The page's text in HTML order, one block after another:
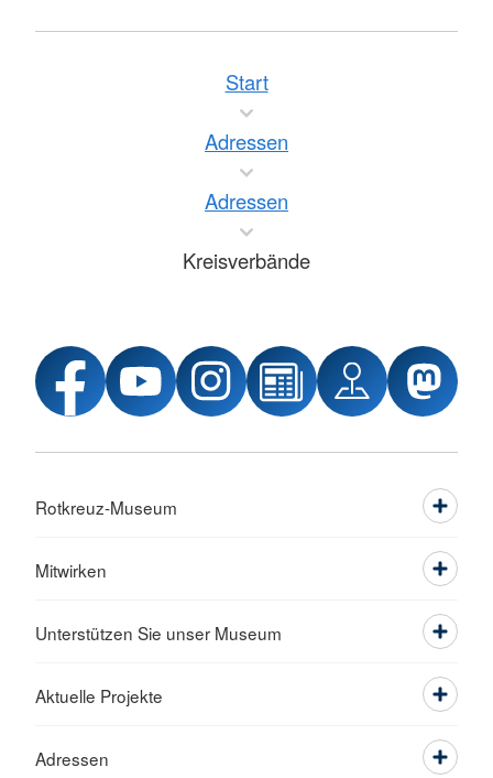
Start
Adressen
Adressen
Kreisverbände
Rotkreuz-Museum
Mitwirken
Unterstützen Sie unser Museum
Aktuelle Projekte
Adressen